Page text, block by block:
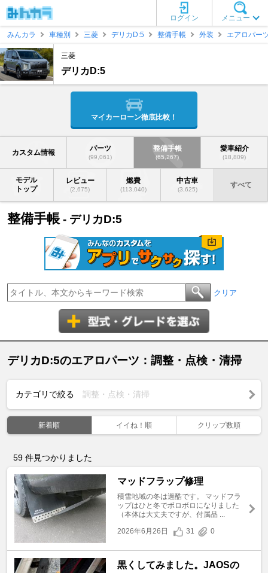
メニュー
ログイン
みんカラ
車種別 三菱 デリカD:5 整備手帳 外装 エアロパー
三菱
デリカD:5
マイカーローン徹底比較！
カスタム情報 パーツ
(99,061)
整備手帳
(65,267)
愛車紹介
(18,809)
モデル
トップ
レビュー
(2,675)
燃費
(113,040)
中古車
(3,625)
すべて
整備手帳 - デリカD:5
クリア
デリカD:5のエアロパーツ：調整・点検・清掃
カテゴリで絞る 調整・点検・清掃
新着順 イイね！順 クリップ数順
59 件見つかりました
マッドフラップ修理
積雪地域の冬は過酷です。 マッドフラ
ップはひと冬でボロボロになりました
（本体は大丈夫ですが、付属品 ...
2026年6月26日
31 0
黒くしてみました。JAOSの